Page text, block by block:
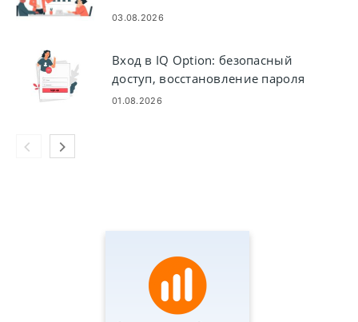
03.08.2026
Вход в IQ Option: безопасный
доступ, восстановление пароля
и устранение неполадок
01.08.2026